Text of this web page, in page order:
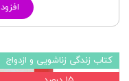
کتاب زندگی زناشویی و ازدواج